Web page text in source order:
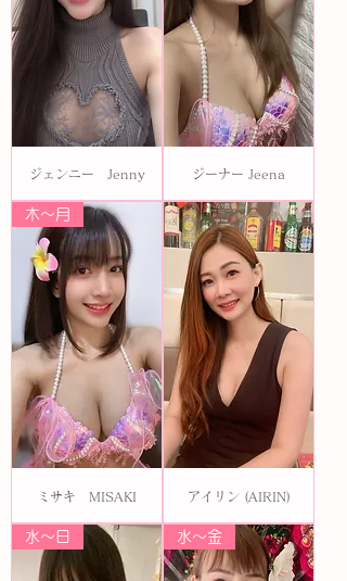
ジェンニー Jenny ジーナー Jeena
木〜月
ミサキ MISAKI アイリン (AIRIN)
水〜日 水〜金